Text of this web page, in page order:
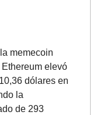
memecoin
elevó
dólares en
la
de 293